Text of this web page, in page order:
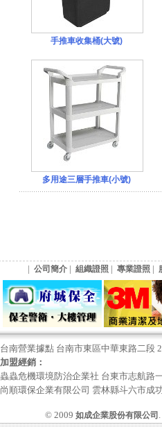
手推車收集桶(大號)
多用途三層手推車(小號)
| 公司簡介 | 組織證照 | 專業證照 |
台南營業據點 台南市東區中華東路二段
加盟經銷：
蟲蟲危機環境防治企業社 台東市志航路
尚順環保企業有限公司 雲林縣斗六市成
© 2009 如成企業股份有限公司